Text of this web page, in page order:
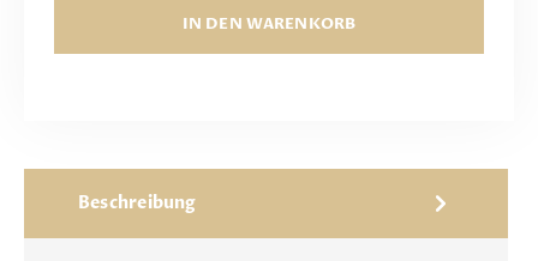
IN DEN WARENKORB
Beschreibung